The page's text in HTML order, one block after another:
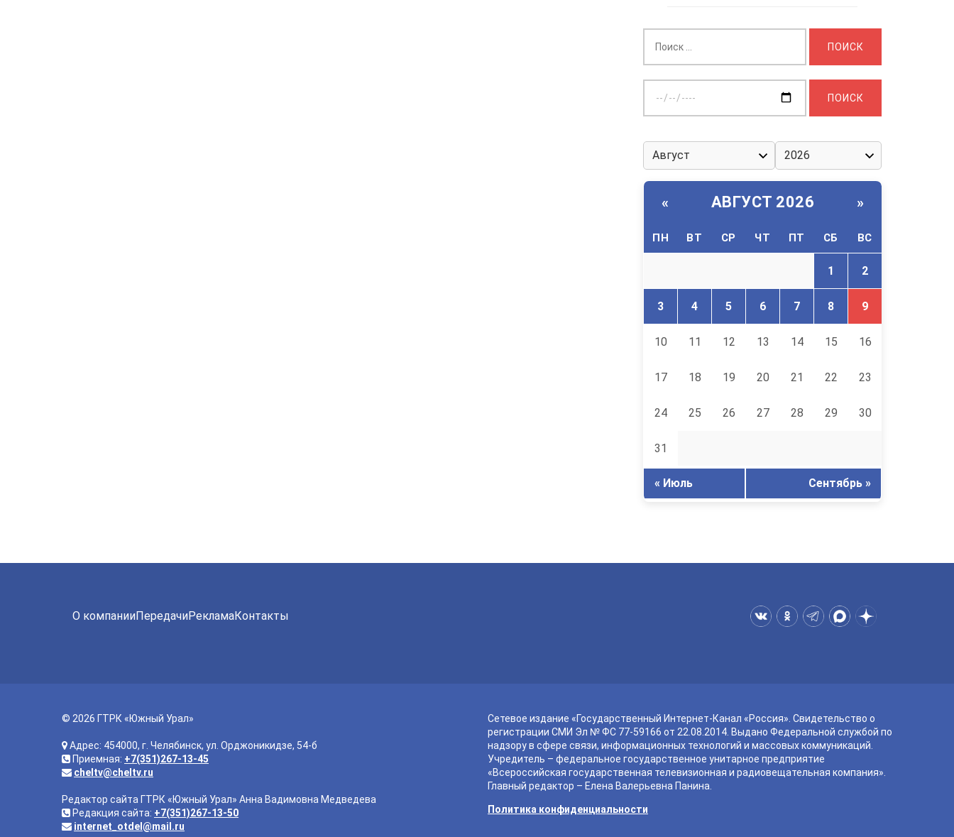
дату:
« АВГУСТ 2026 »
ПН ВТ СР ЧТ ПТ СБ ВС
1 2
3 4 5 6 7 8 9
10 11 12 13 14 15 16
17 18 19 20 21 22 23
24 25 26 27 28 29 30
31
« Июль Сентябрь »
О компанииПередачиРекламаКонтакты
© 2026 ГТРК «Южный Урал»
Адрес: 454000, г. Челябинск, ул. Орджоникидзе, 54-б
Приемная: +7(351)267-13-45
cheltv@cheltv.ru
Редактор сайта ГТРК «Южный Урал» Анна Вадимовна Медведева
Редакция сайта: +7(351)267-13-50
internet_otdel@mail.ru
Сетевое издание «Государственный Интернет-Канал «Россия». Свидетельство о
регистрации СМИ Эл № ФС 77-59166 от 22.08.2014. Выдано Федеральной службой по
надзору в сфере связи, информационных технологий и массовых коммуникаций.
Учредитель – федеральное государственное унитарное предприятие
«Всероссийская государственная телевизионная и радиовещательная компания».
Главный редактор – Елена Валерьевна Панина.
Политика конфиденциальности